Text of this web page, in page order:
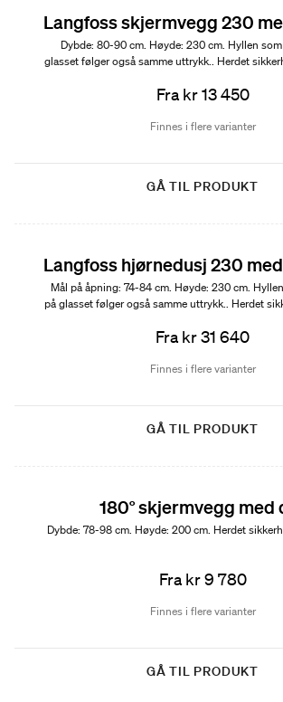
Dybde: 80-90 cm. Høyde: 230 cm. Hyllen
glasset følger også samme uttrykk.. Herdet
Fra kr 13 450
Finnes i flere varianter
GÅ TIL PRODUKT
Mål på åpning: 74-84 cm. Høyde: 230 cm.
på glasset følger også samme uttrykk.. Herdet
Fra kr 31 640
Finnes i flere varianter
GÅ TIL PRODUKT
180° skjermvegg med
Dybde: 78-98 cm. Høyde: 200 cm. Herdet
Fra kr 9 780
Finnes i flere varianter
GÅ TIL PRODUKT